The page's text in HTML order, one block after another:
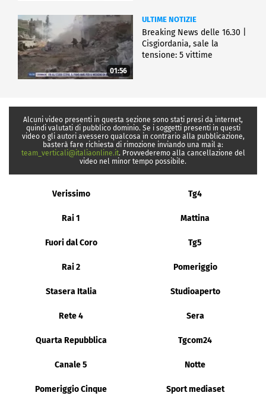
01:56
ULTIME NOTIZIE
Breaking News delle 16.30 |
Cisgiordania, sale la
tensione: 5 vittime
Alcuni video presenti in questa sezione sono stati presi da internet,
quindi valutati di pubblico dominio. Se i soggetti presenti in questi
video o gli autori avessero qualcosa in contrario alla pubblicazione,
basterà fare richiesta di rimozione inviando una mail a:
team_verticali@italiaonline.it. Provvederemo alla cancellazione del
video nel minor tempo possibile.
Verissimo Tg4
Rai 1 Mattina
Fuori dal Coro Tg5
Rai 2 Pomeriggio
Stasera Italia Studioaperto
Rete 4 Sera
Quarta Repubblica Tgcom24
Canale 5 Notte
Pomeriggio Cinque Sport mediaset